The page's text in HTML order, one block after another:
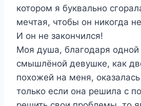
котором я буквально
мечтая, чтобы он никогда
И он не закончился!
Моя душа, благодаря одной
смышлёной девушке, как
похожей на меня,
только если она решила с